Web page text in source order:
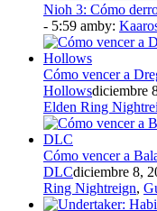
Nioh 3: Cómo
- 5:59 amby:
Cómo vencer a
Hollowsdiciembre
Elden Ring
Cómo vencer a
DLCdiciembre 8,
Ring Nightreign,